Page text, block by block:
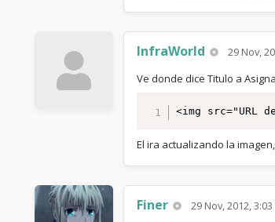
InfraWorld
29 Nov,
Ve donde dice Titulo a
<img src="URL
El ira actualizando la
Finer 29 Nov, 2012,